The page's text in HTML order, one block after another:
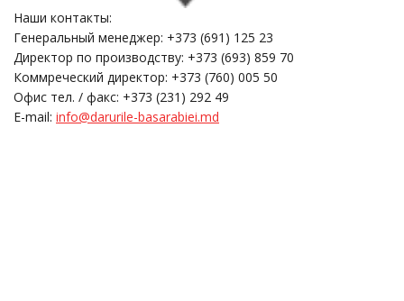
Наши контакты:
Генеральный менеджер: +373 (691) 125 23
Директор по производству: +373 (693) 859 70
Коммреческий директор: +373 (760) 005 50
Офис тел. / факс: +373 (231) 292 49
E-mail: info@darurile-basarabiei.md